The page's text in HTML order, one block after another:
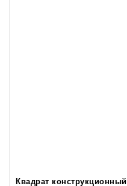
Квадрат конструкционный